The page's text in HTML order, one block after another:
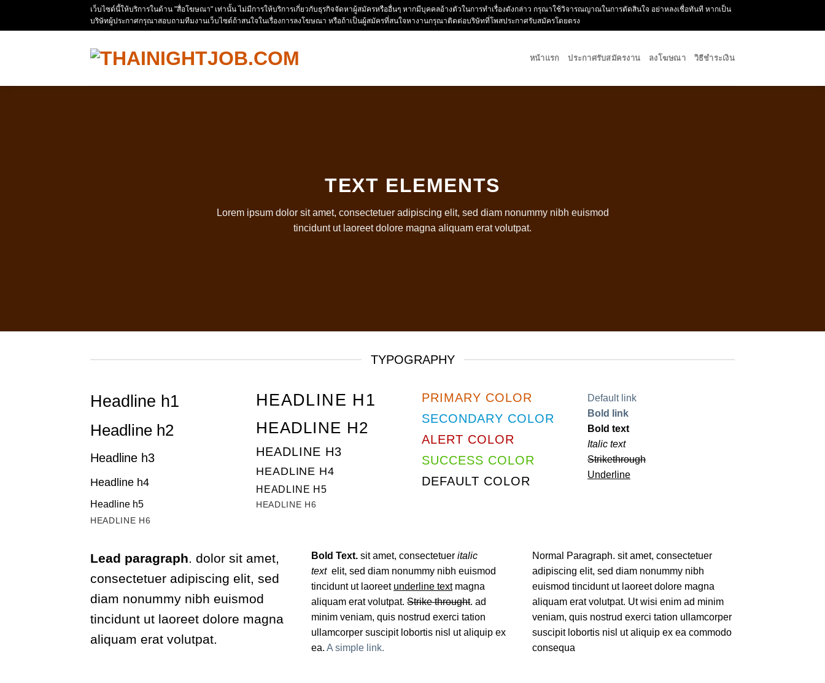
เว็บไซด์นี้ให้บริการในด้าน "สื่อโฆษณา" เท่านั้น ไม่มีการให้บริการเกี่ยวกับธุรกิจจัดหาผู้สมัครหรืออื่นๆ หากมีบุคคลอ้างตัวในการทำเรื่องดังกล่าว กรุณาใช้วิจารณญาณในการตัดสินใจ อย่าหลงเชื่อทันที หากเป็น
บริษัทผู้ประกาศกรุณาสอบถามทีมงานเว็บไซด์ถ้าสนใจในเรื่องการลงโฆษณา หรือถ้าเป็นผู้สมัครที่สนใจหางานกรุณาติดต่อบริษัทที่โพสประกาศรับสมัครโดยตรง
หน้าแรก ประกาศรับสมัครงาน ลงโฆษณา วิธีชำระเงิน
TEXT ELEMENTS
Lorem ipsum dolor sit amet, consectetuer adipiscing elit, sed diam nonummy nibh euismod
tincidunt ut laoreet dolore magna aliquam erat volutpat.
TYPOGRAPHY
Headline h1
Headline h2
Headline h3
Headline h4
Headline h5
HEADLINE H6
HEADLINE H1
HEADLINE H2
HEADLINE H3
HEADLINE H4
HEADLINE H5
HEADLINE H6
PRIMARY COLOR
SECONDARY COLOR
ALERT COLOR
SUCCESS COLOR
DEFAULT COLOR
Default link
Bold link
Bold text
Italic text
Strikethrough
Underline
Lead paragraph. dolor sit amet,
consectetuer adipiscing elit, sed
diam nonummy nibh euismod
tincidunt ut laoreet dolore magna
aliquam erat volutpat.
Bold Text. sit amet, consectetuer italic
text elit, sed diam nonummy nibh euismod
tincidunt ut laoreet underline textmagna
aliquam erat volutpat. Strike throught. ad
minim veniam, quis nostrud exerci tation
ullamcorper suscipit lobortis nisl ut aliquip ex
ea. A simple link.
Normal Paragraph. sit amet, consectetuer
adipiscing elit, sed diam nonummy nibh
euismod tincidunt ut laoreet dolore magna
aliquam erat volutpat. Ut wisi enim ad minim
veniam, quis nostrud exerci tation ullamcorper
suscipit lobortis nisl ut aliquip ex ea commodo
consequa